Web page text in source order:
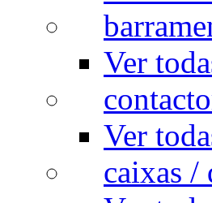
Ver
Ver
caixas /